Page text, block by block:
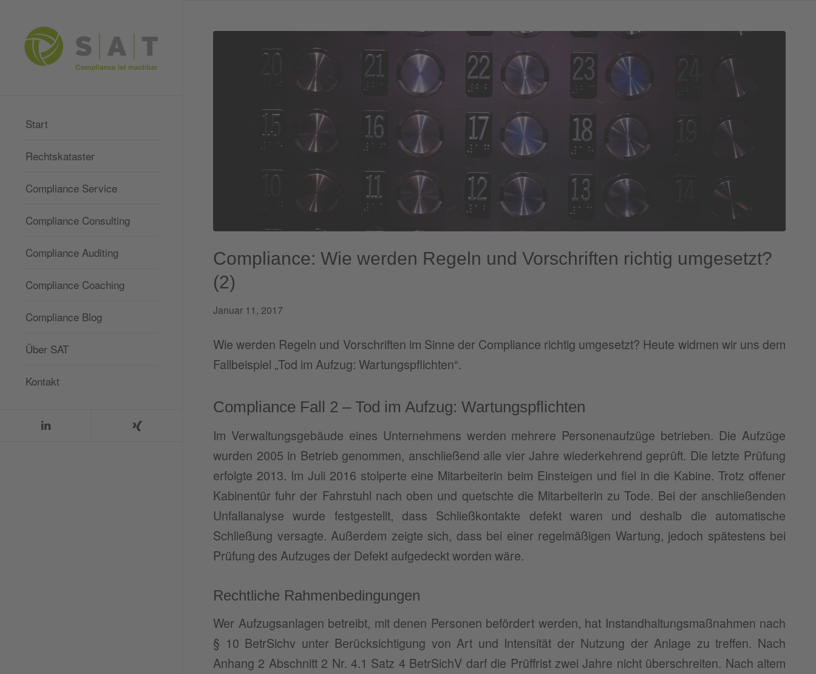
Start
Rechtskataster
Compliance Service
Compliance Consulting
Compliance Auditing
Compliance Coaching
Compliance Blog
Über SAT
Kontakt
Compliance: Wie werden Regeln und Vorschriften richtig umgesetzt?
(2)
Januar 11, 2017
Wie werden Regeln und Vorschriften im Sinne der Compliance richtig umgesetzt? Heute widmen wir uns dem
Fallbeispiel „Tod im Aufzug: Wartungspflichten“.
Compliance Fall 2 – Tod im Aufzug: Wartungspflichten
Im Verwaltungsgebäude eines Unternehmens werden mehrere Personenaufzüge betrieben. Die Aufzüge
wurden 2005 in Betrieb genommen, anschließend alle vier Jahre wiederkehrend geprüft. Die letzte Prüfung
erfolgte 2013. Im Juli 2016 stolperte eine Mitarbeiterin beim Einsteigen und fiel in die Kabine. Trotz offener
Kabinentür fuhr der Fahrstuhl nach oben und quetschte die Mitarbeiterin zu Tode. Bei der anschließenden
Unfallanalyse wurde festgestellt, dass Schließkontakte defekt waren und deshalb die automatische
Schließung versagte. Außerdem zeigte sich, dass bei einer regelmäßigen Wartung, jedoch spätestens bei
Prüfung des Aufzuges der Defekt aufgedeckt worden wäre.
Rechtliche Rahmenbedingungen
Wer Aufzugsanlagen betreibt, mit denen Personen befördert werden, hat Instandhaltungsmaßnahmen nach
§ 10 BetrSichv unter Berücksichtigung von Art und Intensität der Nutzung der Anlage zu treffen. Nach
Anhang 2 Abschnitt 2 Nr. 4.1 Satz 4 BetrSichV darf die Prüffrist zwei Jahre nicht überschreiten. Nach altem